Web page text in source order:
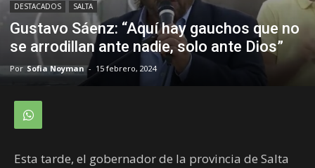
DESTACADOS SALTA
Gustavo Sáenz: “Aquí hay gauchos que no
se arrodillan ante nadie, solo ante Dios”
Por Sofia Noyman - 15 febrero, 2024
Esta tarde, el gobernador de la provincia de Salta